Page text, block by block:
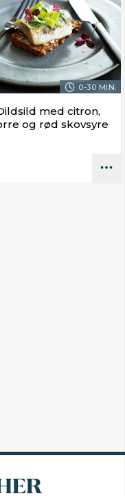
0-30 MIN.
med citron,
og rød skovsyre